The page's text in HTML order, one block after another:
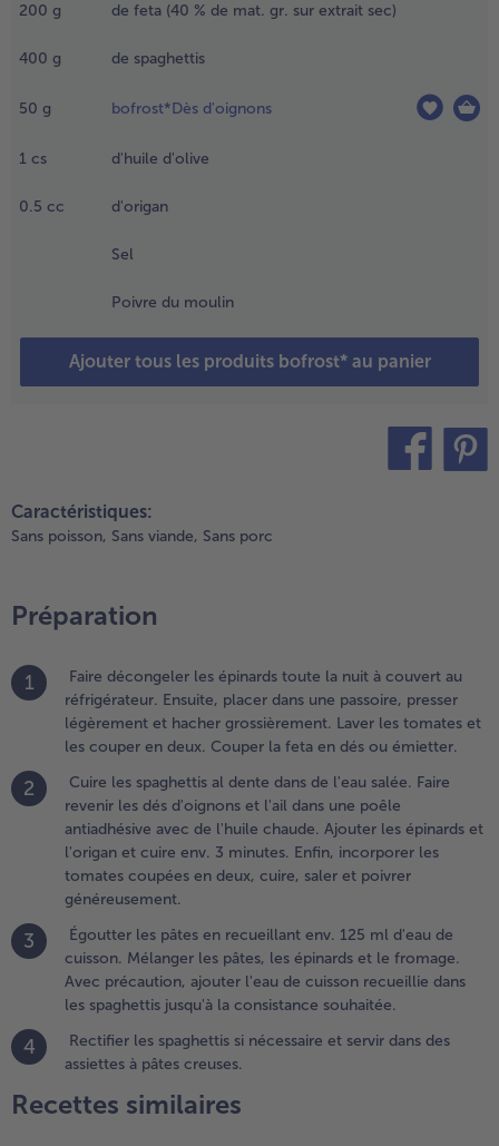
- 5 € à l’achat de 7 menus au choix
200 g de feta (40 % de mat. gr. sur extrait sec)
400 g de spaghettis
50 g bofrost*Dès d'oignons
1 cs d'huile d'olive
0.5 cc d'origan
Sel
Poivre du moulin
Ajouter tous les produits bofrost* au panier
et
et les
al
dans de
salée. Faire
Ajouter
épinards et
en
cuire,
et poivrer
pâtes en
125 ml
épinards
le
Caractéristiques:
Sans poisson, Sans viande, Sans porc
Préparation
1
Faire décongeler les épinards toute la nuit à couvert au
réfrigérateur. Ensuite, placer dans une passoire, presser
légèrement et hacher grossièrement. Laver les tomates et
les couper en deux. Couper la feta en dés ou émietter.
2
Cuire les spaghettis al dente dans de l'eau salée. Faire
revenir les dés d'oignons et l'ail dans une poêle
antiadhésive avec de l'huile chaude. Ajouter les épinards et
l'origan et cuire env. 3 minutes. Enfin, incorporer les
tomates coupées en deux, cuire, saler et poivrer
généreusement.
3
Égoutter les pâtes en recueillant env. 125 ml d'eau de
cuisson. Mélanger les pâtes, les épinards et le fromage.
Avec précaution, ajouter l'eau de cuisson recueillie dans
les spaghettis jusqu'à la consistance souhaitée.
4
Rectifier les spaghettis si nécessaire et servir dans des
assiettes à pâtes creuses.
Recettes similaires